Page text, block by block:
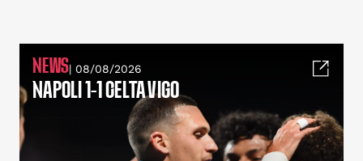
NEWS| 08/08/2026
NAPOLI 1-1 CELTA VIGO